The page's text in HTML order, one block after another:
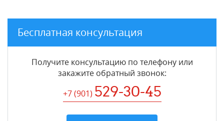
Бесплатная консультация
Получите консультацию по телефону или
закажите обратный звонок:
+7 (901) 529-30-45